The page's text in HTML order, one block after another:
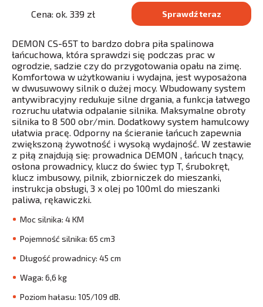
Cena: ok. 339 zł Sprawdź teraz
DEMON CS-65T to bardzo dobra piła spalinowa
łańcuchowa, która sprawdzi się podczas prac w
ogrodzie, sadzie czy do przygotowania opału na zimę.
Komfortowa w użytkowaniu i wydajna, jest wyposażona
w dwusuwowy silnik o dużej mocy. Wbudowany system
antywibracyjny redukuje silne drgania, a funkcja łatwego
rozruchu ułatwia odpalanie silnika. Maksymalne obroty
silnika to 8 500 obr/min. Dodatkowy system hamulcowy
ułatwia pracę. Odporny na ścieranie łańcuch zapewnia
zwiększoną żywotność i wysoką wydajność. W zestawie
z piłą znajdują się: prowadnica DEMON , łańcuch tnący,
osłona prowadnicy, klucz do świec typ T, śrubokręt,
klucz imbusowy, pilnik, zbiorniczek do mieszanki,
instrukcja obsługi, 3 x olej po 100ml do mieszanki
paliwa, rękawiczki.
Moc silnika: 4 KM
Pojemność silnika: 65 cm3
Długość prowadnicy: 45 cm
Waga: 6,6 kg
Poziom hałasu: 105/109 dB.